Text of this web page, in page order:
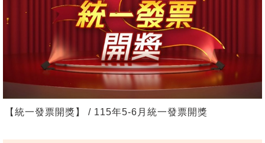
【統一發票開獎】 / 115年5-6月統一發票開獎